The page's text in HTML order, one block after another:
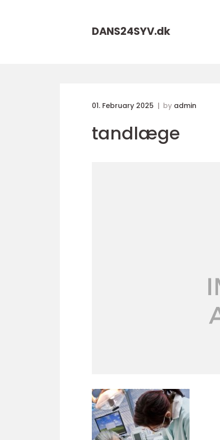
DANS24SYV.dk
01. February 2025 by admin
tandlæge